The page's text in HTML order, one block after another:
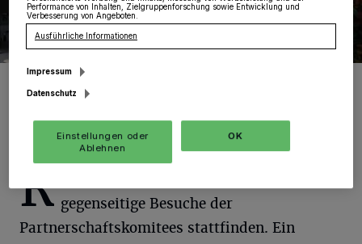
Foto: RKN.
R gegenseitige Besuche der
Partnerschaftskomitees stattfinden. Ein
Performance von Inhalten, Zielgruppenforschung sowie Entwicklung und
Verbesserung von Angeboten.
Ausführliche Informationen
Impressum
Datenschutz
Einstellungen oder
Ablehnen
OK